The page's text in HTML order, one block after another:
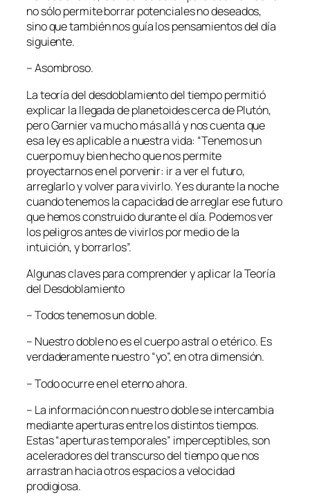
no sólo permite borrar potenciales no deseados,
sino que también nos guía los pensamientos del día
siguiente.
– Asombroso.
La teoría del desdoblamiento del tiempo permitió
explicar la llegada de planetoides cerca de Plutón,
pero Garnier va mucho más allá y nos cuenta que
esa ley es aplicable a nuestra vida: “Tenemos un
cuerpo muy bien hecho que nos permite
proyectarnos en el porvenir: ir a ver el futuro,
arreglarlo y volver para vivirlo. Y es durante la noche
cuando tenemos la capacidad de arreglar ese futuro
que hemos construido durante el día. Podemos ver
los peligros antes de vivirlos por medio de la
intuición, y borrarlos”.
Algunas claves para comprender y aplicar la Teoría
del Desdoblamiento
– Todos tenemos un doble.
– Nuestro doble no es el cuerpo astral o etérico. Es
verdaderamente nuestro “yo”, en otra dimensión.
– Todo ocurre en el eterno ahora.
– La información con nuestro doble se intercambia
mediante aperturas entre los distintos tiempos.
Estas “aperturas temporales” imperceptibles, son
aceleradores del transcurso del tiempo que nos
arrastran hacia otros espacios a velocidad
prodigiosa.